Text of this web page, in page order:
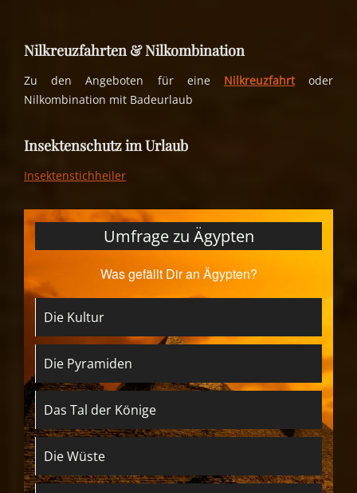
Nilkreuzfahrten & Nilkombination
Zu den Angeboten für eine Nilkreuzfahrtoder
Nilkombination mit Badeurlaub
Insektenschutz im Urlaub
Insektenstichheiler
Umfrage zu Ägypten
Was gefällt Dir an Ägypten?
Die Kultur
Die Pyramiden
Das Tal der Könige
Die Wüste